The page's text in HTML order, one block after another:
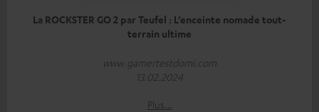
La ROCKSTER GO 2 par Teufel : L’enceinte nomade tout-
terrain ultime
www.gamertestdomi.com
13.02.2024
Plus…